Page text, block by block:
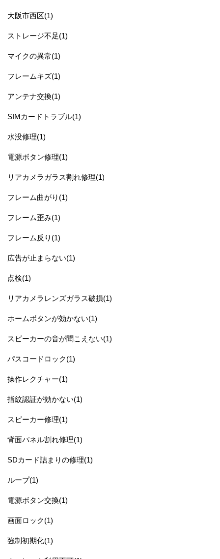
大阪市西区(1)
ストレージ不足(1)
マイクの異常(1)
フレームキズ(1)
アンテナ交換(1)
SIMカードトラブル(1)
水没修理(1)
電源ボタン修理(1)
リアカメラガラス割れ修理(1)
フレーム曲がり(1)
フレーム歪み(1)
フレーム反り(1)
広告が止まらない(1)
点検(1)
リアカメラレンズガラス破損(1)
ホームボタンが効かない(1)
スピーカーの音が聞こえない(1)
パスコードロック(1)
操作レクチャー(1)
指紋認証が効かない(1)
スピーカー修理(1)
背面パネル割れ修理(1)
SDカード詰まりの修理(1)
ループ(1)
電源ボタン交換(1)
画面ロック(1)
強制初期化(1)